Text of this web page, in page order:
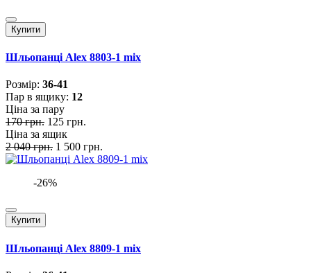
Купити
Шльопанці Alex 8803-1 mix
Розмiр: 36-41
Пар в ящику: 12
Ціна за пару
170 грн. 125 грн.
Ціна за ящик
2 040 грн. 1 500 грн.
-26%
Купити
Шльопанці Alex 8809-1 mix